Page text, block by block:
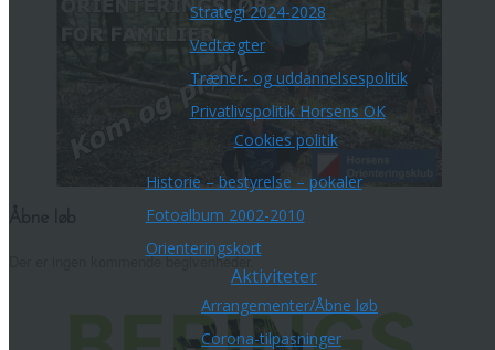
Strategi 2024-2028
Vedtægter
Træner- og uddannelsespolitik
Privatlivspolitik Horsens OK
Cookies politik
Historie – bestyrelse – pokaler
Fotoalbum 2002-2010
Orienteringskort
Aktiviteter
Arrangementer/Åbne løb
Corona-tilpasninger
Der er ingen kommende begivenheder.